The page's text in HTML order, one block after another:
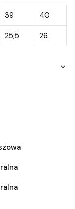
39 40
25,5 26